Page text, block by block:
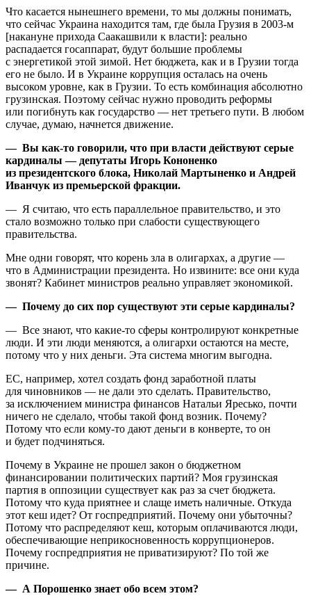
Что касается нынешнего времени, то мы должны понимать,
что сейчас Украина находится там, где была Грузия в 2003‑м
[накануне прихода Саакашвили к власти]: реально
распадается госаппарат, будут большие проблемы
с энергетикой этой зимой. Нет бюджета, как и в Грузии тогда
его не было. И в Украине коррупция осталась на очень
высоком уровне, как в Грузии. То есть комбинация абсолютно
грузинская. Поэтому сейчас нужно проводить реформы
или погибнуть как государство — нет третьего пути. В любом
случае, думаю, начнется движение.
— Вы как‑то говорили, что при власти действуют серые
кардиналы — депутаты Игорь Кононенко
из президентского блока, Николай Мартыненко и Андрей
Иванчук из премьерской фракции.
— Я считаю, что есть параллельное правительство, и это
стало возможно только при слабости существующего
правительства.
Мне одни говорят, что корень зла в олигархах, а другие —
что в Администрации президента. Но извините: все они куда
звонят? Кабинет министров реально управляет экономикой.
— Почему до сих пор существуют эти серые кардиналы?
— Все знают, что какие‑то сферы контролируют конкретные
люди. И эти люди меняются, а олигархи остаются на месте,
потому что у них деньги. Эта система многим выгодна.
ЕС, например, хотел создать фонд заработной платы
для чиновников — не дали это сделать. Правительство,
за исключением министра финансов Натальи Яресько, почти
ничего не сделало, чтобы такой фонд возник. Почему?
Потому что если кому‑то дают деньги в конверте, то он
и будет подчиняться.
Почему в Украине не прошел закон о бюджетном
финансировании политических партий? Моя грузинская
партия в оппозиции существует как раз за счет бюджета.
Потому что куда приятнее и слаще иметь наличные. Откуда
этот кеш идет? От госпредприятий. Почему они убыточны?
Потому что распределяют кеш, которым оплачиваются люди,
обеспечивающие неприкосновенность коррупционеров.
Почему госпредприятия не приватизируют? По той же
причине.
— А Порошенко знает обо всем этом?